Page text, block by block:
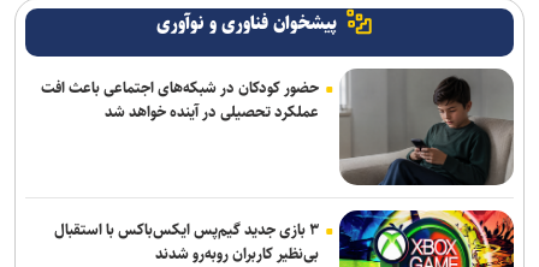
پیشخوان فناوری و نوآوری
حضور کودکان در شبکه‌های اجتماعی باعث افت
عملکرد تحصیلی در آینده خواهد شد
۳ بازی جدید گیم‌پس ایکس‌باکس با استقبال
بی‌نظیر کاربران روبه‌رو شدند